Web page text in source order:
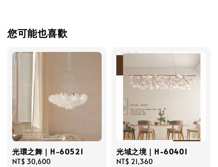
您可能也喜歡
光環之舞｜H-60521
Regular
NT$ 30,600
光域之境｜H-60401
Regular
NT$ 21,360